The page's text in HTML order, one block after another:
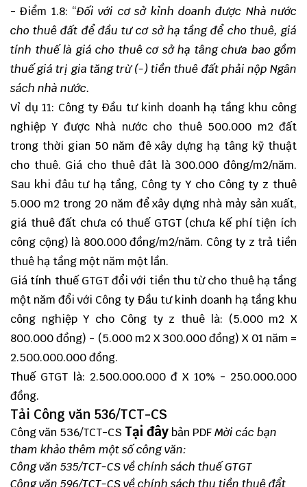
- Điểm 1.8: “Đối với cơ sở kỉnh doanh được Nhà nước
cho thuê đất để đầu tư cơ sở hạ tầng để cho thuê, giá
tính thuế là giá cho thuê cơ sở hạ tâng chưa bao gồm
thuế giá trị gia tăng trừ (-) tiền thuê đất phải nộp Ngân
sách nhà nước.
Vỉ dụ 11: Công ty Đầu tư kinh doanh hạ tầng khu công
nghiệp Y được Nhà nước cho thuê 500.000 m2 đất
trong thời gian 50 năm đê xây dựng hạ tâng kỹ thuật
cho thuê. Giá cho thuê đât là 300.000 đông/m2/năm.
Sau khi đâu tư hạ tầng, Công ty Y cho Công ty z thuê
5.000 m2 trong 20 năm để xây dựng nhà mảy sản xuất,
giá thuê đất chưa có thuế GTGT (chưa kế phí tiện ích
công cộng) là 800.000 đồng/m2/năm. Công ty z trả tiền
thuê hạ tầng một năm một lần.
Giá tính thuế GTGT đổi với tiền thu từ cho thuê hạ tầng
một năm đổi với Công ty Đầu tư kinh doanh hạ tầng khu
công nghiệp Y cho Công ty z thuê là: (5.000 m2 X
800.000 đồng) - (5.000 m2 X 300.000 đồng) X 01 năm =
2.500.000.000 đồng.
Thuế GTGT là: 2.500.000.000 đ X 10% - 250.000.000
đồng.
Tải Công văn 536/TCT-CS
Công văn 536/TCT-CS Tại đâybản PDFMời các bạn
tham khảo thêm một số công văn:
Công văn 535/TCT-CS về chính sách thuế GTGT
Công văn 596/TCT-CS về chính sách thu tiền thuê đẩt